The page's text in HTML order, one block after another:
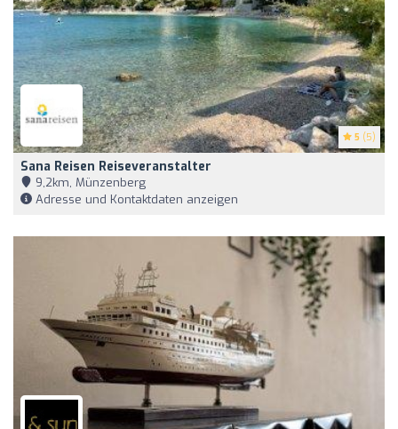
5 (5)
Sana Reisen Reiseveranstalter
9,2km, Münzenberg
Adresse und Kontaktdaten anzeigen